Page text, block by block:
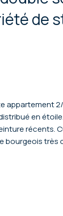
de
appartement
en
récents.
bourgeois très